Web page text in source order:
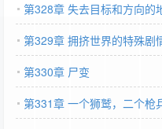
第328章 失去目标和方向的
第329章 拥挤世界的特殊剧
第330章 尸变
第331章 一个狮鹫，二个枪